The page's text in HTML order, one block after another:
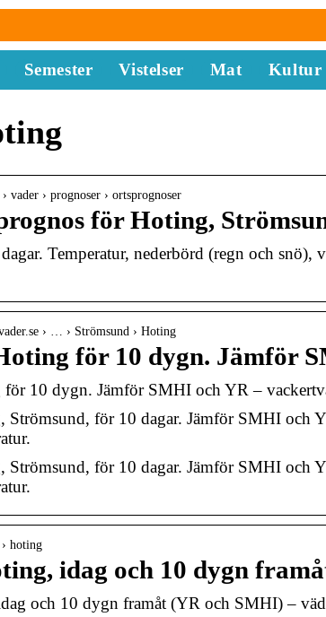
Semester Vistelser Mat Kultur
vader › prognoser › ortsprognoser
för Hoting,
Temperatur, nederbörd (regn och
› … › Strömsund › Hoting
för 10 dygn. Jämför
10 dygn. Jämför SMHI och YR –
Strömsund, för 10 dagar. Jämför SMHI och
Strömsund, för 10 dagar. Jämför SMHI och
hoting
idag och 10 dygn
och 10 dygn framåt (YR och SMHI) –